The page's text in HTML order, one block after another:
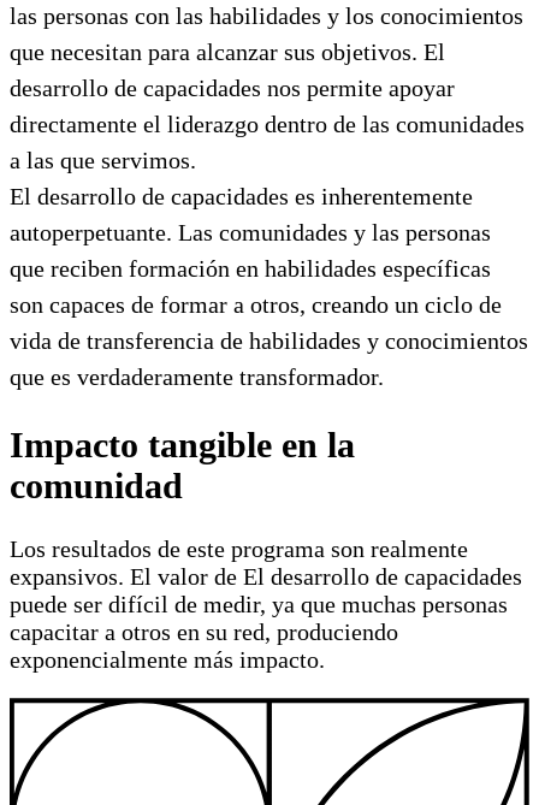
las personas con las habilidades y los conocimientos
que necesitan para alcanzar sus objetivos. El
desarrollo de capacidades nos permite apoyar
directamente el liderazgo dentro de las comunidades
a las que servimos.
El desarrollo de capacidades es inherentemente
autoperpetuante. Las comunidades y las personas
que reciben formación en habilidades específicas
son capaces de formar a otros, creando un ciclo de
vida de transferencia de habilidades y conocimientos
que es verdaderamente transformador.
Impacto tangible en la
comunidad
Los resultados de este programa son realmente
expansivos. El valor de El desarrollo de capacidades
puede ser difícil de medir, ya que muchas personas
capacitar a otros en su red, produciendo
exponencialmente más impacto.